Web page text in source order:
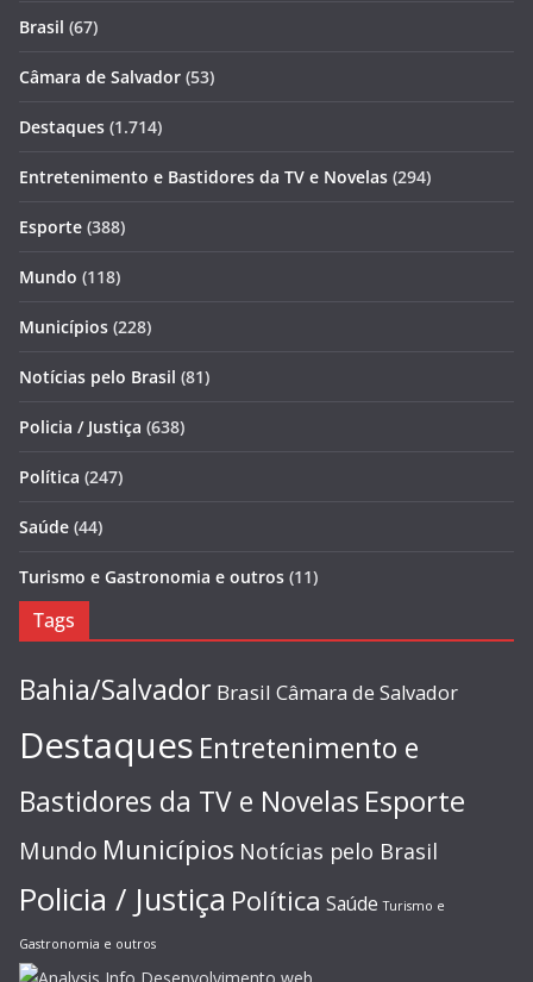
Brasil (67)
Câmara de Salvador (53)
Destaques (1.714)
Entretenimento e Bastidores da TV e Novelas (294)
Esporte (388)
Mundo (118)
Municípios (228)
Notícias pelo Brasil (81)
Policia / Justiça (638)
Política (247)
Saúde (44)
Turismo e Gastronomia e outros (11)
Tags
Bahia/Salvador Brasil Câmara de Salvador
Destaques Entretenimento e
Bastidores da TV e Novelas Esporte
Mundo Municípios Notícias pelo Brasil
Policia / Justiça Política Saúde Turismo e
Gastronomia e outros